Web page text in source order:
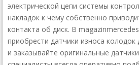
электрической цепи системы
накладок к чему собственно
контакта об диск. В
приобрести датчики износа
и заказывайте оригинальные